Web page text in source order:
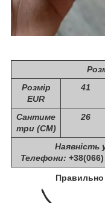
Розмір
EUR
41
Сантиме
три (СМ)
26
Наявність
Телефони:
Правильно